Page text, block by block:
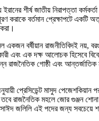
ইরানের শীর্ষ জাতীয় নিরাপত্তা
করাকে বর্তমান প্রেক্ষাপটে একটি
একজন বর্ষীয়ান রাজনীতিবিদই নয়,
এবং এক দক্ষ আলোচক হিসেবে
রাজনৈতিক গোষ্ঠী এবং আন্তর্জাতিক
প্রেসিডেন্ট মাসুদ পেজেশকিয়ান
রাজনৈতিক মহলে জোর গুঞ্জন শোনা
জলিলি এই পদের জন্য সবচেয়ে